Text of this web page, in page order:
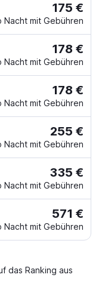
175 €
Nacht mit Gebühren
178 €
Nacht mit Gebühren
178 €
Nacht mit Gebühren
255 €
Nacht mit Gebühren
335 €
Nacht mit Gebühren
571 €
Nacht mit Gebühren
das Ranking aus